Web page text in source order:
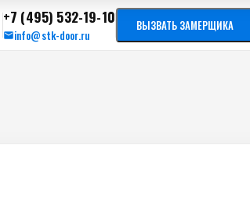
+7 (495) 532-19-10
info@stk-door.ru
ВЫЗВАТЬ ЗАМЕРЩИКА